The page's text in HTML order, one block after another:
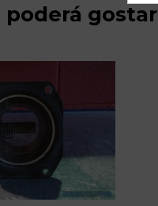
gostar